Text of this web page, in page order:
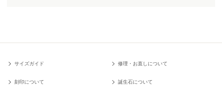
サイズガイド 修理・お直しについて
刻印について 誕生石について